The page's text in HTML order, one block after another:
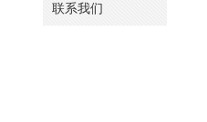
联系我们